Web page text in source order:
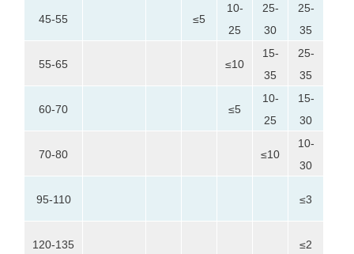
45-55 ≤5
10-
25
25-
30
25-
35
55-65 ≤10
15-
35
25-
35
60-70 ≤5
10-
25
15-
30
70-80 ≤10
10-
30
95-110 ≤3
120-135 ≤2